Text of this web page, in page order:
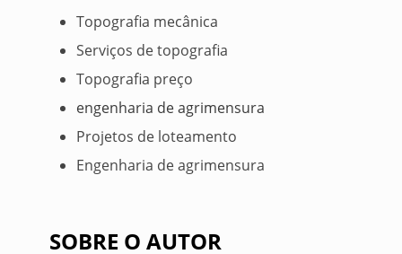
Topografia mecânica
Serviços de topografia
Topografia preço
engenharia de agrimensura
Projetos de loteamento
Engenharia de agrimensura
SOBRE O AUTOR